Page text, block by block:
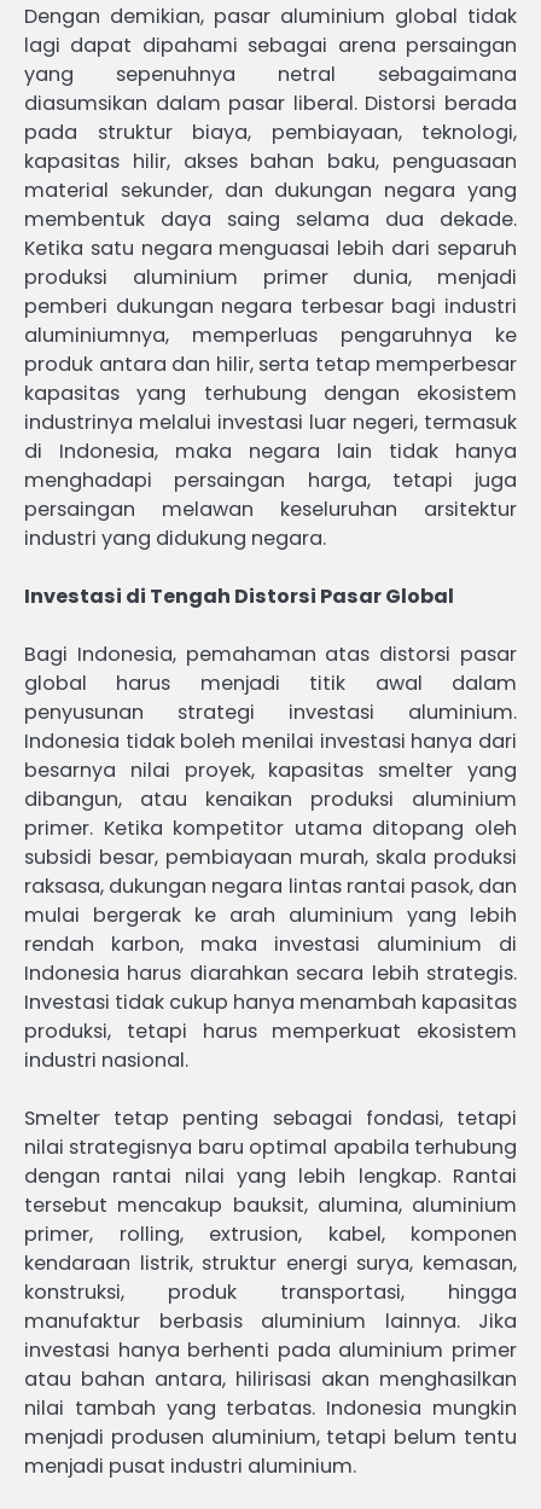
Dengan demikian, pasar aluminium global tidak
lagi dapat dipahami sebagai arena persaingan
yang sepenuhnya netral sebagaimana
diasumsikan dalam pasar liberal. Distorsi berada
pada struktur biaya, pembiayaan, teknologi,
kapasitas hilir, akses bahan baku, penguasaan
material sekunder, dan dukungan negara yang
membentuk daya saing selama dua dekade.
Ketika satu negara menguasai lebih dari separuh
produksi aluminium primer dunia, menjadi
pemberi dukungan negara terbesar bagi industri
aluminiumnya, memperluas pengaruhnya ke
produk antara dan hilir, serta tetap memperbesar
kapasitas yang terhubung dengan ekosistem
industrinya melalui investasi luar negeri, termasuk
di Indonesia, maka negara lain tidak hanya
menghadapi persaingan harga, tetapi juga
persaingan melawan keseluruhan arsitektur
industri yang didukung negara.
Investasi di Tengah Distorsi Pasar Global
Bagi Indonesia, pemahaman atas distorsi pasar
global harus menjadi titik awal dalam
penyusunan strategi investasi aluminium.
Indonesia tidak boleh menilai investasi hanya dari
besarnya nilai proyek, kapasitas smelter yang
dibangun, atau kenaikan produksi aluminium
primer. Ketika kompetitor utama ditopang oleh
subsidi besar, pembiayaan murah, skala produksi
raksasa, dukungan negara lintas rantai pasok, dan
mulai bergerak ke arah aluminium yang lebih
rendah karbon, maka investasi aluminium di
Indonesia harus diarahkan secara lebih strategis.
Investasi tidak cukup hanya menambah kapasitas
produksi, tetapi harus memperkuat ekosistem
industri nasional.
Smelter tetap penting sebagai fondasi, tetapi
nilai strategisnya baru optimal apabila terhubung
dengan rantai nilai yang lebih lengkap. Rantai
tersebut mencakup bauksit, alumina, aluminium
primer, rolling, extrusion, kabel, komponen
kendaraan listrik, struktur energi surya, kemasan,
konstruksi, produk transportasi, hingga
manufaktur berbasis aluminium lainnya. Jika
investasi hanya berhenti pada aluminium primer
atau bahan antara, hilirisasi akan menghasilkan
nilai tambah yang terbatas. Indonesia mungkin
menjadi produsen aluminium, tetapi belum tentu
menjadi pusat industri aluminium.